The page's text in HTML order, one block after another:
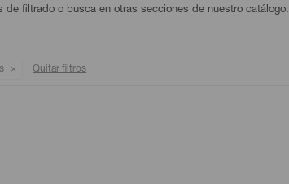
de filtrado o busca en otras secciones de nuestro catálogo.
Quitar filtros